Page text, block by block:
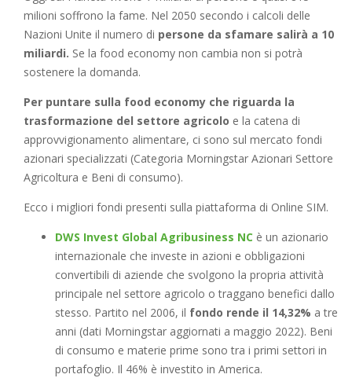
milioni soffrono la fame. Nel 2050 secondo i calcoli delle
Nazioni Unite il numero di persone da sfamare salirà a 10
miliardi. Se la food economy non cambia non si potrà
sostenere la domanda.
Per puntare sulla food economy che riguarda la
trasformazione del settore agricolo e la catena di
approvvigionamento alimentare, ci sono sul mercato fondi
azionari specializzati (Categoria Morningstar Azionari Settore
Agricoltura e Beni di consumo).
Ecco i migliori fondi presenti sulla piattaforma di Online SIM.
DWS Invest Global Agribusiness NC è un azionario
internazionale che investe in azioni e obbligazioni
convertibili di aziende che svolgono la propria attività
principale nel settore agricolo o traggano benefici dallo
stesso. Partito nel 2006, il fondo rende il 14,32% a tre
anni (dati Morningstar aggiornati a maggio 2022). Beni
di consumo e materie prime sono tra i primi settori in
portafoglio. Il 46% è investito in America.